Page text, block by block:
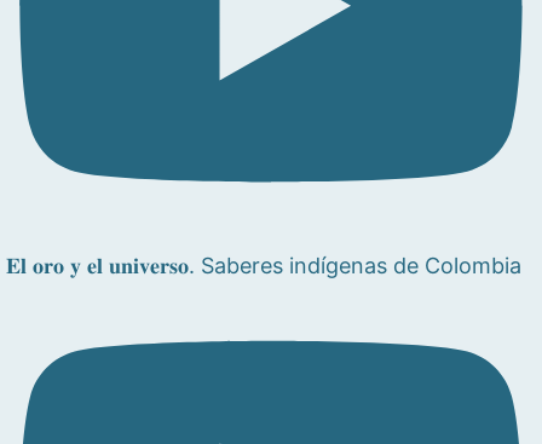
𝐄𝐥 𝐨𝐫𝐨 𝐲 𝐞𝐥 𝐮𝐧𝐢𝐯𝐞𝐫𝐬𝐨. Saberes indígenas de Colombia